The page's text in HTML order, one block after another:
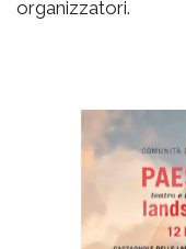
organizzatori.